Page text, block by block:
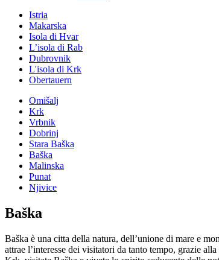
Istria
Makarska
Isola di Hvar
L’isola di Rab
Dubrovnik
L'isola di Krk
Obertauern
Omišalj
Krk
Vrbnik
Dobrinj
Stara Baška
Baška
Malinska
Punat
Njivice
Baška
Baška è una citta della natura, dell’unione di mare e
attrae l’interesse dei visitatori da tanto tempo, grazie